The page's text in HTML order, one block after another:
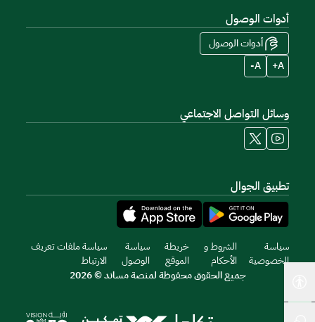
أدوات الوصول
أدوات الوصول
A+
A-
وسائل التواصل الاجتماعي
تطبيق الجوال
سياسة
الخصوصية
الشروط و
الأحكام
خريطة
الموقع
سياسة
الوصول
سياسة ملفات تعريف
الارتباط
جميع الحقوق محفوظة لمنصة مساند © 2026